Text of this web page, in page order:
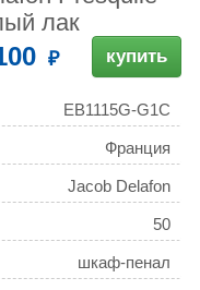
лак
купить
EB1115G-G1C
Франция
Jacob Delafon
50
шкаф-пенал